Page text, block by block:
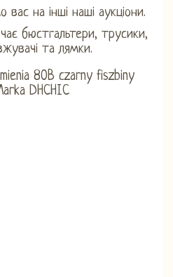
на інші наші аукціони.
бюстгальтери, трусики,
та лямки.